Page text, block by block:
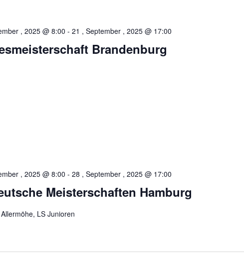
Brandenburg
, 2025 @ 8:00 - 21 , September , 2025 @ 17:00
Meisterschaften Hamburg
, 2025 @ 8:00 - 28 , September , 2025 @ 17:00
LS Junioren